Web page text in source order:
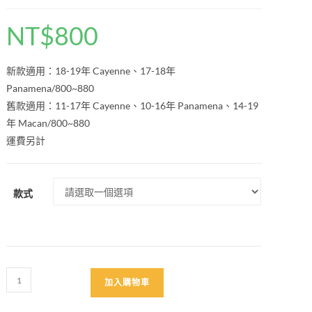
NT$800
新款適用：18-19年 Cayenne、17-18年
Panamena/800~880
舊款適用：11-17年 Cayenne、10-16年 Panamena、14-19
年 Macan/800~880
運費另計
款式
時
加入購物車